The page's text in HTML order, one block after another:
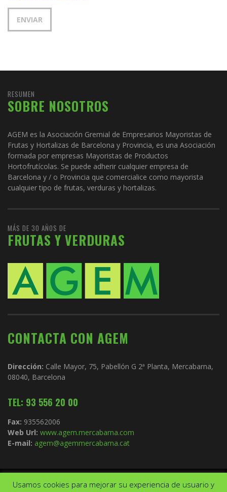
RESUMEN
SOBRE NOSOTROS
AGEM es la Asociación Gremial de Empresarios Mayoristas de
Frutas y Hortalizas de Barcelona y Provincia, es una Asociación
formada por empresas Mayoristas de Productos
Hortofrutícolas. Se puede adherir cualquier empresa de
Barcelona y / o Provincia que comercialice como mayorista
cualquier tipo de frutas, verduras y hortalizas.
MÁS DE 30 AÑOS DE
FRUTAS Y VERDURAS
CONTACTA CON AGEM
Dirección: Calle Mayor, 75, Pabellón G 2ª Planta, Mercabarna,
08040, Barcelona
TEL: 93 556 20 00
Fax: 935562006
Web Url: www.agem.mercabarna.com
E-mail: agem@agemmercabarna.cat
Copyright © 2021.AGEM. Todos los derechos reservados. Diseño de
Usamos cookies para mejorar su experiencia de usuario y